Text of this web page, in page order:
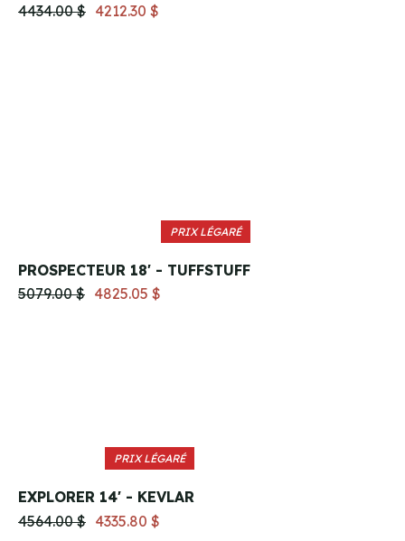
4434.00 $ 4212.30 $
PRIX LÉGARÉ
PROSPECTEUR 18' - TUFFSTUFF
5079.00 $ 4825.05 $
PRIX LÉGARÉ
EXPLORER 14' - KEVLAR
4564.00 $ 4335.80 $